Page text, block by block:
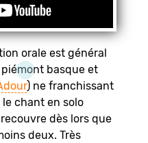
orale est général
basque et
) ne franchissant
le chant en solo
dès lors que
deux. Très